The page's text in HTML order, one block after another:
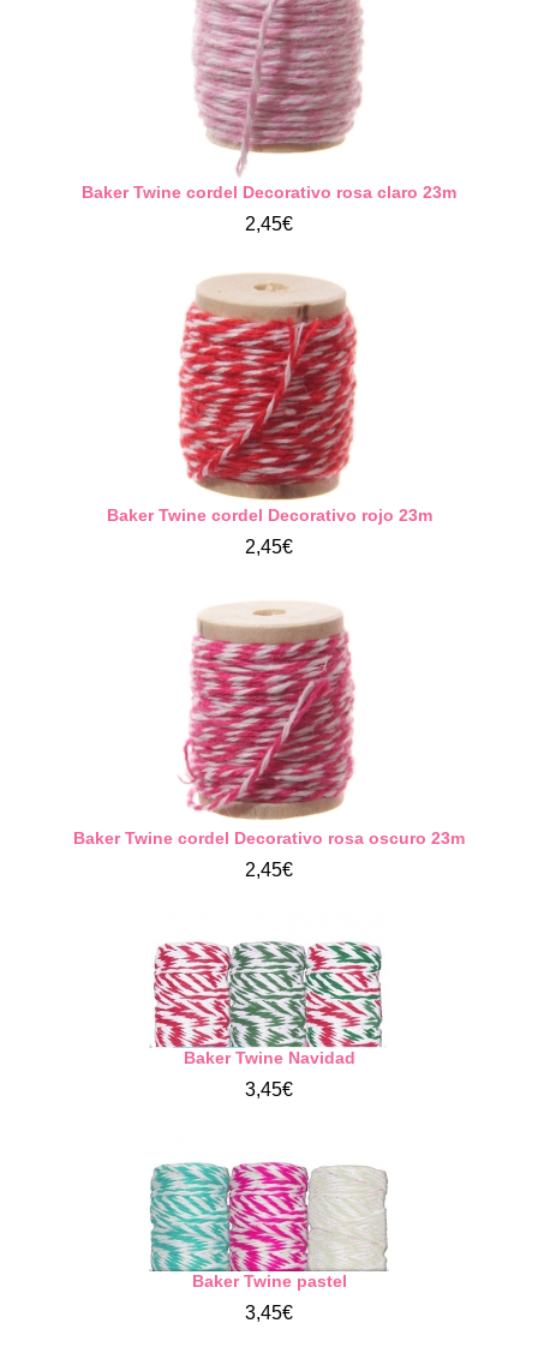
Baker Twine cordel Decorativo rosa claro 23m
2,45€
Baker Twine cordel Decorativo rojo 23m
2,45€
Baker Twine cordel Decorativo rosa oscuro 23m
2,45€
Baker Twine Navidad
3,45€
Baker Twine pastel
3,45€